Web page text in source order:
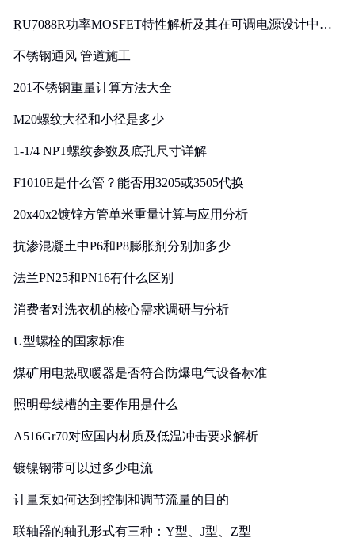
RU7088R功率MOSFET特性解析及其在可调电源设计中的
不锈钢通风 管道施工
201不锈钢重量计算方法大全
M20螺纹大径和小径是多少
1-1/4 NPT螺纹参数及底孔尺寸详解
F1010E是什么管？能否用3205或3505代换
20x40x2镀锌方管单米重量计算与应用分析
抗渗混凝土中P6和P8膨胀剂分别加多少
法兰PN25和PN16有什么区别
消费者对洗衣机的核心需求调研与分析
U型螺栓的国家标准
煤矿用电热取暖器是否符合防爆电气设备标准
照明母线槽的主要作用是什么
A516Gr70对应国内材质及低温冲击要求解析
镀镍钢带可以过多少电流
计量泵如何达到控制和调节流量的目的
联轴器的轴孔形式有三种：Y型、J型、Z型